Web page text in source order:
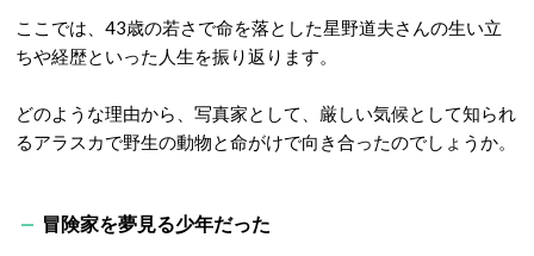
ここでは、43歳の若さで命を落とした星野道夫さんの生い立
ちや経歴といった人生を振り返ります。
どのような理由から、写真家として、厳しい気候として知られ
るアラスカで野生の動物と命がけで向き合ったのでしょうか。
冒険家を夢見る少年だった